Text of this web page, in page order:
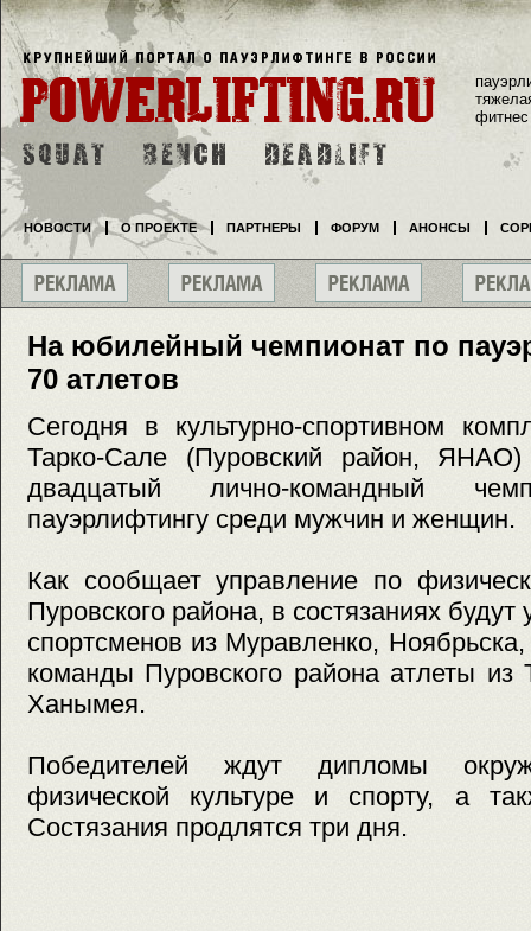
На юбилейный чемпионат по
70 атлетов
Сегодня в культурно-спортивном
Тарко-Сале (Пуровский район, ЯНАО)
двадцатый лично-командный
пауэрлифтингу среди мужчин и женщин.
Как сообщает управление по
Пуровского района, в состязаниях будут
спортсменов из Муравленко,
команды Пуровского района атлеты из
Ханымея.
Победителей ждут дипломы
физической культуре и спорту, а
Состязания продлятся три дня.
фитнес
НОВОСТИ О ПРОЕКТЕ ПАРТНЕРЫ ФОРУМ АНОНСЫ